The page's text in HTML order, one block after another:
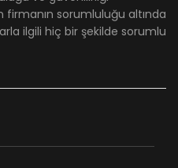
sorumluluğu altında
ilgili hiç bir şekilde sorumlu